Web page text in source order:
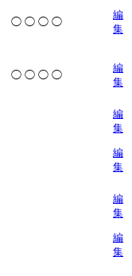
◯ ◯ ◯ ◯
編
集
◯ ◯ ◯ ◯
編
集
編
集
編
集
編
集
編
集